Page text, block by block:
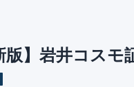
版】岩井コス